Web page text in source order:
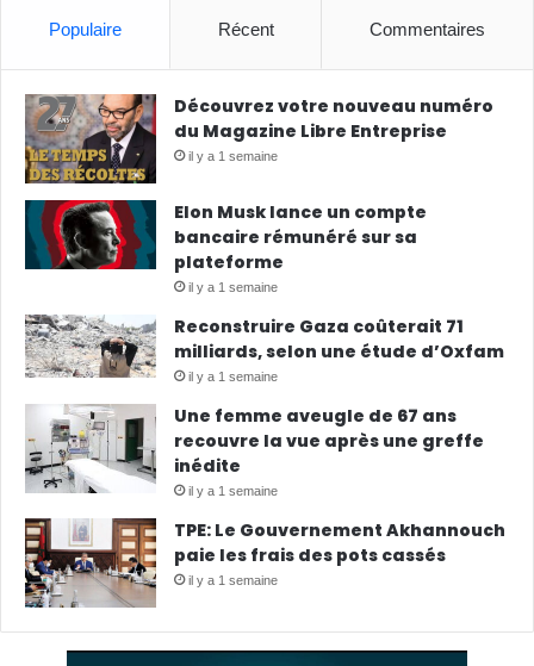
Populaire Récent Commentaires
Découvrez votre nouveau numéro
du Magazine Libre Entreprise
il y a 1 semaine
Elon Musk lance un compte
bancaire rémunéré sur sa
plateforme
il y a 1 semaine
Reconstruire Gaza coûterait 71
milliards, selon une étude d’Oxfam
il y a 1 semaine
Une femme aveugle de 67 ans
recouvre la vue après une greffe
inédite
il y a 1 semaine
TPE: Le Gouvernement Akhannouch
paie les frais des pots cassés
il y a 1 semaine